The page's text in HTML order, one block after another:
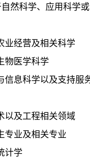
然科学、应用科学
业经营及相关科学
物医学科学
信息科学以及支持服
以及工程相关领域
专业及相关专业
计学